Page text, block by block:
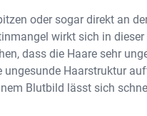
oder sogar direkt an
wirkt sich in
dass die Haare sehr
ungesunde Haarstruktur
Blutbild lässt sich